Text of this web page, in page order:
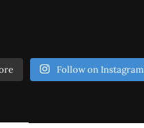
Follow on Instagram